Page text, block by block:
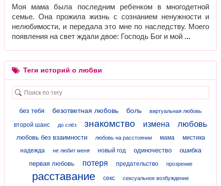
Моя мама была последним ребенком в многодетной
семье. Она прожила жизнь с сознанием ненужности и
нелюбимости, и передала это мне по наследству. Моего
появления на свет ждали двое: Господь Бог и мой
Теги историй о любви
без тебя безответная любовь боль виртуальная любовь
второй шанс до слёз знакомство измена любовь
любовь без взаимности любовь на расстоянии мама
мистика
надежда
не любит меня новый год одиночество
ошибка
первая любовь
потеря предательство прозрение
расставание секс сексуальное возбуждение